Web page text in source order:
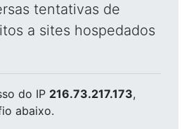
tentativas de
a sites hospedados
do IP 216.73.217.173,
abaixo.